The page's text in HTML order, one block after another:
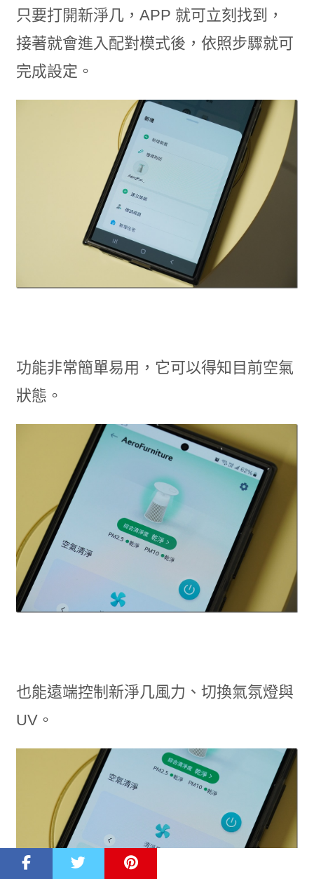
只要打開新淨几，APP 就可立刻找到，
接著就會進入配對模式後，依照步驟就可
完成設定。
功能非常簡單易用，它可以得知目前空氣
狀態。
也能遠端控制新淨几風力、切換氣氛燈與
UV。